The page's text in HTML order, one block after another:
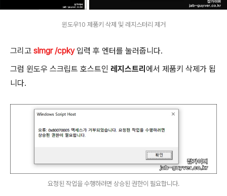
윈도우10 제품키 삭제 및 레지스터리 제거
그리고 slmgr /cpky입력 후 엔터를 눌러줍니다.
그럼 윈도우 스크립트 호스트인 레지스트리 에서 제품키 삭제가 됩
니다.
요청된 작업을 수행하려면 상승된 권한이 필요합니다.